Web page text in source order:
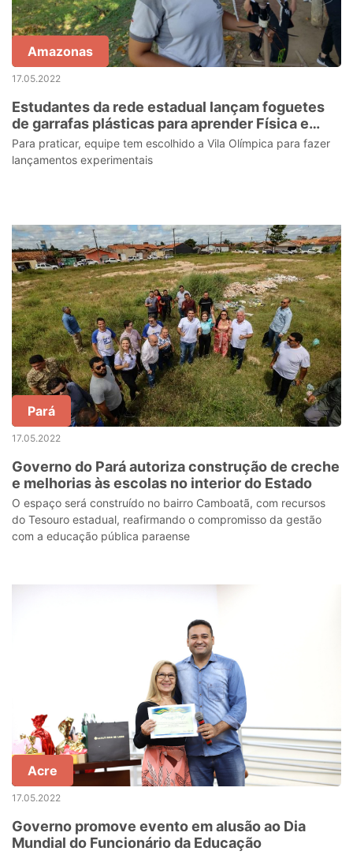
Amazonas
17.05.2022
Estudantes da rede estadual lançam foguetes
de garrafas plásticas para aprender Física e
Matemática
Para praticar, equipe tem escolhido a Vila Olímpica para fazer
lançamentos experimentais
Pará
17.05.2022
Governo do Pará autoriza construção de creche
e melhorias às escolas no interior do Estado
O espaço será construído no bairro Camboatã, com recursos
do Tesouro estadual, reafirmando o compromisso da gestão
com a educação pública paraense
Acre
17.05.2022
Governo promove evento em alusão ao Dia
Mundial do Funcionário da Educação